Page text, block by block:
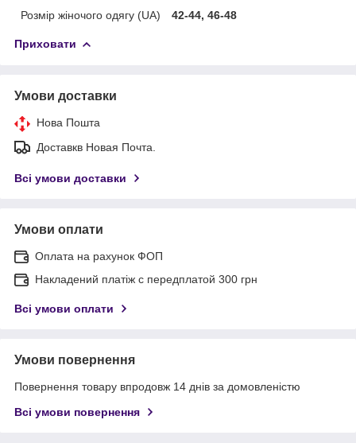
Розмір жіночого одягу (UA)
42-44, 46-48
Приховати
Умови доставки
Нова Пошта
Доставкв Новая Почта.
Всі умови доставки
Умови оплати
Оплата на рахунок ФОП
Накладений платіж с передплатой 300 грн
Всі умови оплати
Умови повернення
Повернення товару впродовж 14 днів за домовленістю
Всі умови повернення